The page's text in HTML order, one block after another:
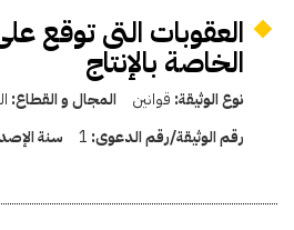
العقوبات التى توقع
الخاصة بالإنتاج
نوع الوثيقة: قوانين المجال و القطاع:
رقم الوثيقة/رقم الدعوى: 1 سنة